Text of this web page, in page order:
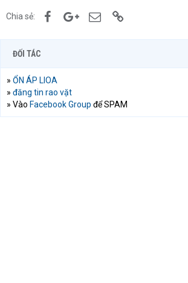
Chia sẻ: FacebookGoogle+Email
ĐỐI TÁC
» ỔN ÁP LIOA
» đăng tin rao vặt
» Vào Facebook Group để SPAM